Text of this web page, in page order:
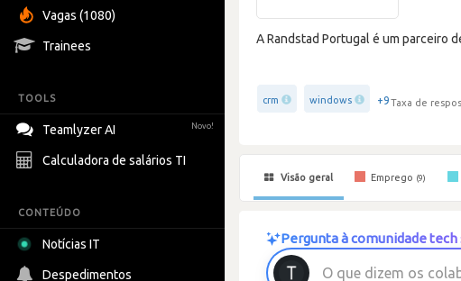
Vagas (1080)
Trainees
TOOLS
Teamlyzer AI Novo!
Calculadora de salários TI
CONTEÚDO
Notícias IT
Despedimentos
A Randstad Portugal é um parceiro
crm windows +9Taxa de
Visão geral Emprego (9)
Pergunta à comunidade tech
O que d izem os cola